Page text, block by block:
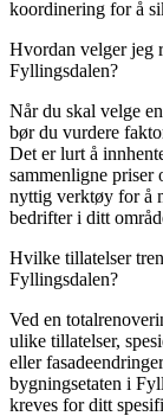
koordinering for å
Hvordan velger jeg
Fyllingsdalen?
Når du skal velge
bør du vurdere
Det er lurt å
sammenligne priser
nyttig verktøy for å
bedrifter i ditt
Hvilke tillatelser
Fyllingsdalen?
Ved en
ulike tillatelser,
eller
bygningsetaten i
kreves for ditt